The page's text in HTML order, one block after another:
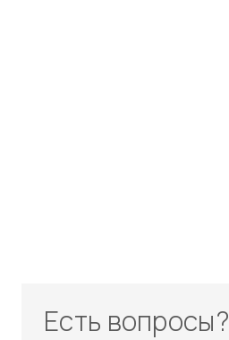
Есть вопросы?